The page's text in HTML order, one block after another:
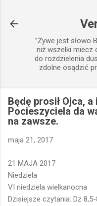
”Żywe jest słowo
niż wszelki miecz
do rozdzielenia
zdolne osądzić
Będę prosił Ojca, a
Pocieszyciela da
na zawsze.
maja 21, 2017
21 MAJA 2017
Niedziela
VI niedziela wielkanocna
Dzisiejsze czytania: Dz